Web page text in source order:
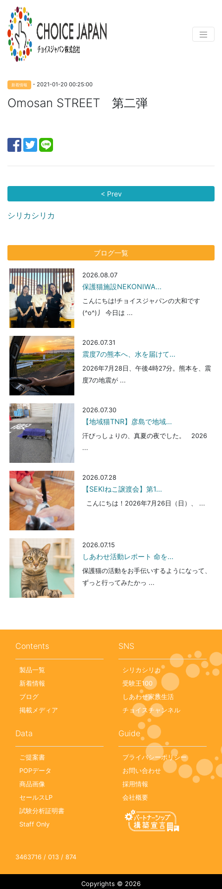
新着情報 - 2021-01-20 00:25:00
Omosan STREET 第二弾
< Prev
シリカシリカ
ブログ一覧
2026.08.07
保護猫施設NEKONIWA...
こんにちは!チョイスジャパンの大和です
(^o^)丿 今日は ...
2026.07.31
震度7の熊本へ、水を届けて...
2026年7月28日、午後4時27分。熊本を、震
度7の地震が ...
2026.07.30
【地域猫TNR】彦島で地域...
汗びっしょりの、真夏の夜でした。 2026
...
2026.07.28
【SEKIねこ譲渡会】第1...
こんにちは！2026年7月26日（日）、 ...
2026.07.15
しあわせ活動レポート 命を...
保護猫の活動をお手伝いするようになって、
ずっと行ってみたかっ ...
Contents
製品一覧
新着情報
ブログ
掲載メディア
SNS
シリカシリカ
受験王100
しあわせ家族生活
チョイスチャンネル
Data
ご提案書
POPデータ
商品画像
セールスLP
試験分析証明書
Staff Only
Guide
プライバシーポリシー
お問い合わせ
採用情報
会社概要
3463716 / 013 / 874
Copyrights © 2026